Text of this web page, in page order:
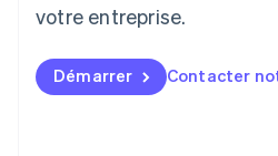
votre entreprise.
Démarrer Contacter
Malaisie
Malte
English
Mexique